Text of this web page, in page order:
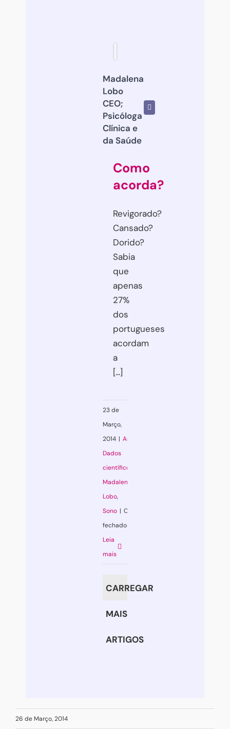
Madalena
Lobo
CEO;
Psicóloga
Clínica e
da Saúde
Como
acorda?
Revigorado?
Cansado?
Dorido?
Sabia
que
apenas
27%
dos
portugueses
acordam
a
[...]
23 de
Março,
2014 | Artigos
Dados
científicos
Madalena
Lobo,
Sono | Comentários
fechados
em
Como
Leia
mais
CARREGAR
MAIS
ARTIGOS
26 de Março, 2014